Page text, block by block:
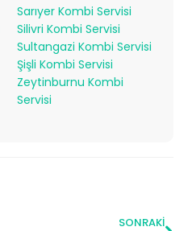
Sarıyer Kombi Servisi
Silivri Kombi Servisi
Sultangazi Kombi Servisi
Şişli Kombi Servisi
Zeytinburnu Kombi
Servisi
SONRAKI